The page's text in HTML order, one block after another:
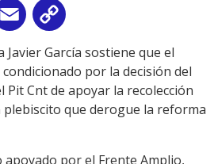
Email
Link
García sostiene que el
por la decisión del
Pit Cnt de apoyar la recolección
plebiscito que derogue la reforma
apoyado por el Frente Amplio,